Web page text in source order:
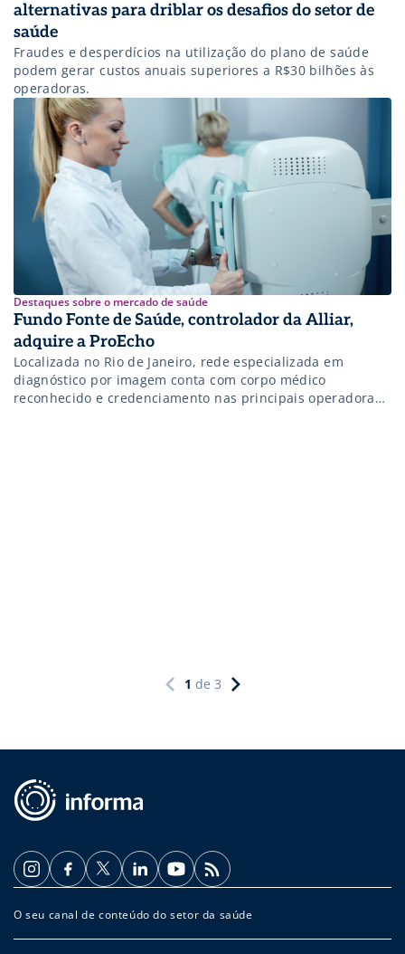
alternativas para driblar os desafios do setor de
saúde
Fraudes e desperdícios na utilização do plano de saúde
podem gerar custos anuais superiores a R$30 bilhões às
operadoras.
Destaques sobre o mercado de saúde
Fundo Fonte de Saúde, controlador da Alliar,
adquire a ProEcho
Localizada no Rio de Janeiro, rede especializada em
diagnóstico por imagem conta com corpo médico
reconhecido e credenciamento nas principais operadoras
1 de 3
O seu canal de conteúdo do setor da saúde